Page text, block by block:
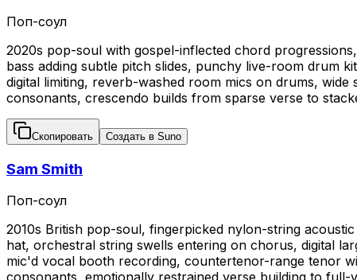
Поп-соул
2020s pop-soul with gospel-inflected chord
bass adding subtle pitch slides, punchy live-room drum
digital limiting, reverb-washed room mics on drums,
consonants, crescendo builds from sparse verse to
Скопировать Создать в Suno
Sam Smith
Поп-соул
2010s British pop-soul, fingerpicked nylon-string
hat, orchestral string swells entering on chorus, digital
mic'd vocal booth recording, countertenor-range tenor